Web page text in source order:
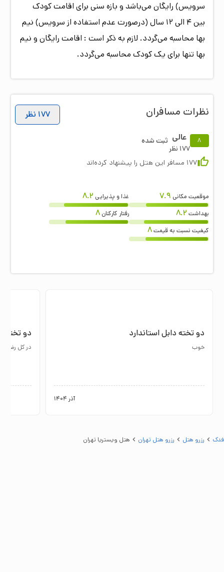
سرویس) رایگان می‌باشد و بازه سنی برای اقامت کودک
بین 4 الی 12 سال (درصورت عدم استفاده از سرویس) نیم
بها محاسبه می‌گردد. لازم به ذکر است : اقامت رایگان و نیم
بها تنها برای یک کودک محاسبه می‌گردد.
نظرات مسافران 177 نظر
8 عالی
177 نظر
ثبت شده
177 مسافر این هتل را پیشنهاد کرده‌اند
موقعیت مکانی 7.9 غذا و پذیرایی 8.2
بهداشت 8.2 رفتار کارکنان 8
کیفیت نسبت به قیمت 8
دو تخته دابل استاندارد
خوب
آذر 1404
دو تخته
در کل
فدک رزرو هتل رزرو هتل تهران هتل ویستریا تهران